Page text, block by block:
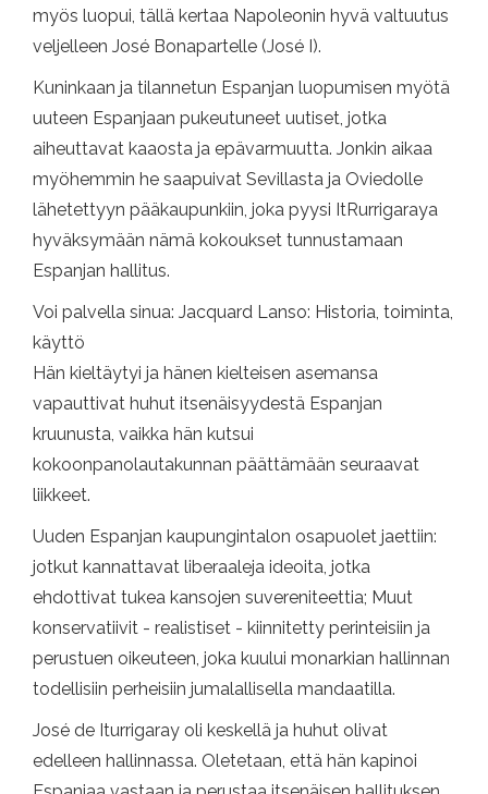
myös luopui, tällä kertaa Napoleonin hyvä valtuutus
veljelleen José Bonapartelle (José I).
Kuninkaan ja tilannetun Espanjan luopumisen myötä
uuteen Espanjaan pukeutuneet uutiset, jotka
aiheuttavat kaaosta ja epävarmuutta. Jonkin aikaa
myöhemmin he saapuivat Sevillasta ja Oviedolle
lähetettyyn pääkaupunkiin, joka pyysi ItRurrigaraya
hyväksymään nämä kokoukset tunnustamaan
Espanjan hallitus.
Voi palvella sinua: Jacquard Lanso: Historia, toiminta,
käyttö
Hän kieltäytyi ja hänen kielteisen asemansa
vapauttivat huhut itsenäisyydestä Espanjan
kruunusta, vaikka hän kutsui
kokoonpanolautakunnan päättämään seuraavat
liikkeet.
Uuden Espanjan kaupungintalon osapuolet jaettiin:
jotkut kannattavat liberaaleja ideoita, jotka
ehdottivat tukea kansojen suvereniteettia; Muut
konservatiivit - realistiset - kiinnitetty perinteisiin ja
perustuen oikeuteen, joka kuului monarkian hallinnan
todellisiin perheisiin jumalallisella mandaatilla.
José de Iturrigaray oli keskellä ja huhut olivat
edelleen hallinnassa. Oletetaan, että hän kapinoi